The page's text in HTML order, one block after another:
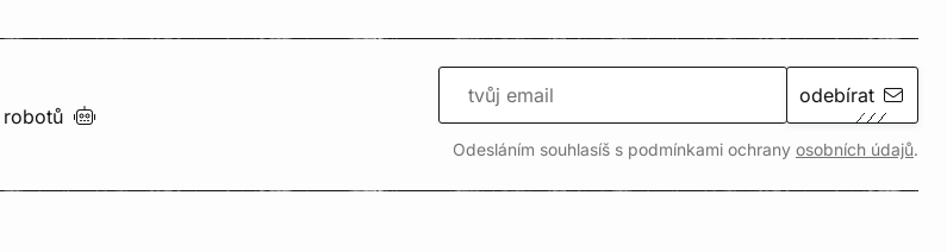
robotů
odebírat
Odesláním souhlasíš s podmínkami ochrany osobních údajů.